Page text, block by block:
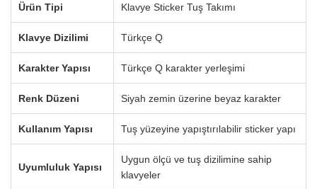
Ürün Tipi Klavye Sticker Tuş Takımı
Klavye Dizilimi Türkçe Q
Karakter Yapısı Türkçe Q karakter yerleşimi
Renk Düzeni Siyah zemin üzerine beyaz karakter
Kullanım Yapısı Tuş yüzeyine yapıştırılabilir sticker yapı
Uyumluluk Yapısı
Uygun ölçü ve tuş dizilimine sahip
klavyeler